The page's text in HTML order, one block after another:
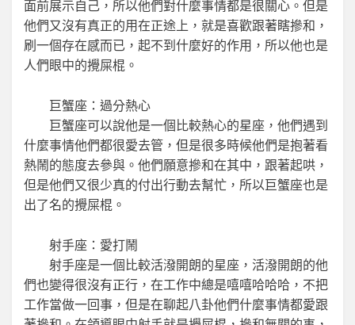
面前展示自己，所以他們對什麼事情都是很關心。但是
他們又沒有真正的用在正途上，就是喜歡跟著瞎摻和，
刷一個存在感而已，起不到什麼好的作用，所以他也是
人們眼中的攪屎棍。
巨蟹座：過分熱心
巨蟹座可以說他是一個比較熱心的星座，他們遇到
什麼事情他們都很愛去管，但是很多時候他們是抱著看
熱鬧的態度去參與。他們願意摻和在其中，跟著起哄，
但是他們又很少真的付出行動去幫忙，所以巨蟹座也是
出了名的攪屎棍。
射手座：愛打鬧
射手座是一個比較活潑開朗的星座，活潑開朗的他
們也變得很沒有正行，在工作中總是嘻嘻哈哈哈，不把
工作當做一回事，但是在聊起八卦他們什麼事情都愛跟